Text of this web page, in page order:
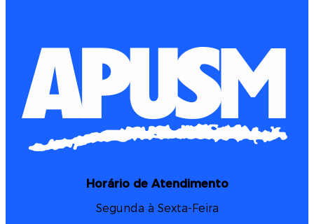
Horário de Atendimento
Segunda à Sexta-Feira